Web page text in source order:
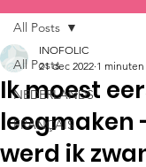
All Posts
NEDERLANDS
FRANÇAIS
All Posts
Ik moest
leegmaken
werd ik
INOFOLIC
21 dec 2022 1